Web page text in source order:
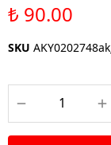
₺ 90.00
SKU AKY0202748ak_